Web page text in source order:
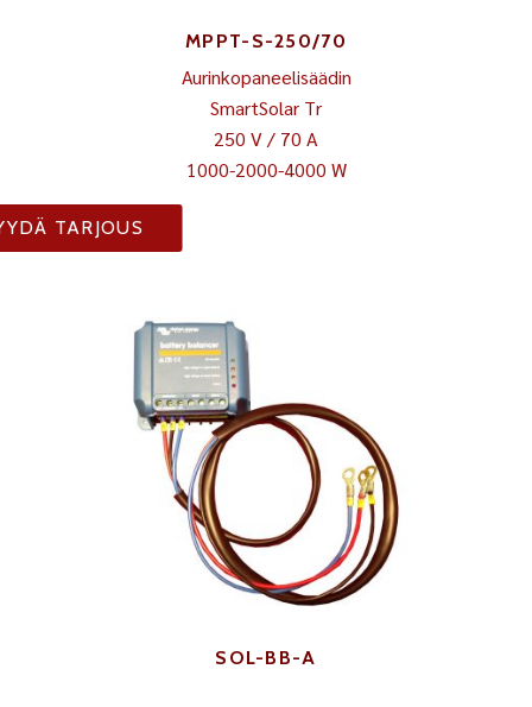
MPPT-S-250/70
Aurinkopaneelisäädin
SmartSolar Tr
250 V / 70 A
1000-2000-4000 W
TARJOUS
SOL-BB-A